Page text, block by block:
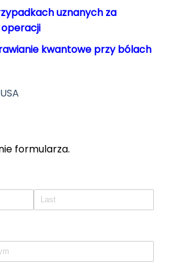
uznanych za
kwantowe przy bólach
formularza.